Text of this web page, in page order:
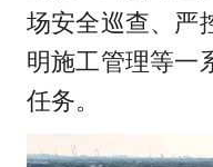
场安全巡查、严
明施工管理等一
任务。